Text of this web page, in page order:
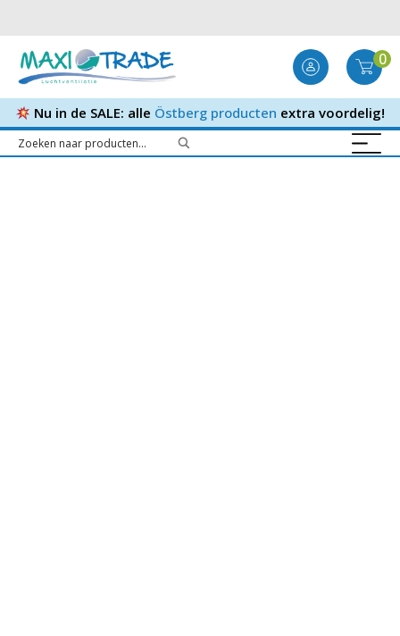
0
Nu in de SALE: alle Östberg producten extra voordelig!